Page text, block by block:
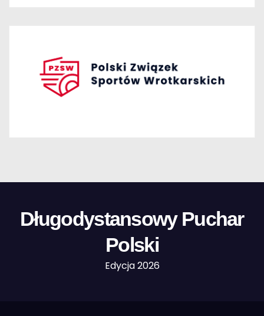
Długodystansowy Puchar
Polski
Edycja 2026